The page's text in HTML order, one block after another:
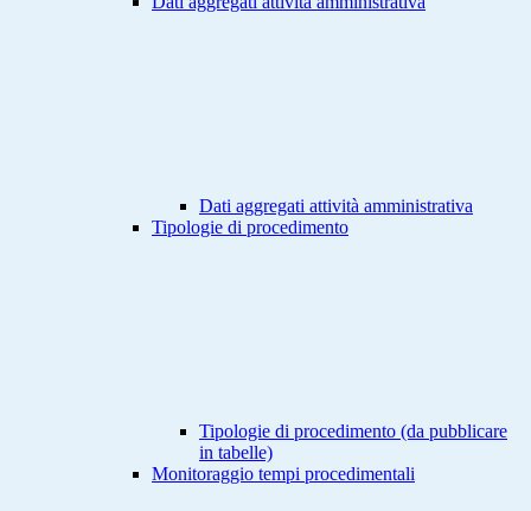
Dati aggregati attività amministrativa
Tipologie di procedimento
Tipologie di procedimento (da pubblicare
in tabelle)
Monitoraggio tempi procedimentali